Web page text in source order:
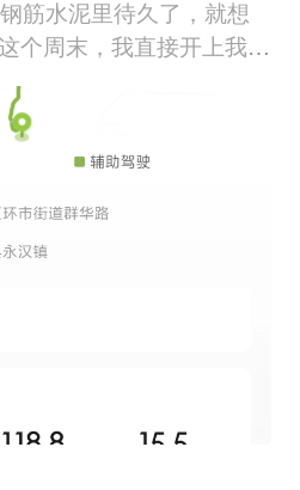
筋水泥里待久了，就想
个周末，我直接开上我的
了南昆山富力养生谷，
次性玩个遍，快乐值直
了下行程，江门到南昆
来说完全是小意思。而